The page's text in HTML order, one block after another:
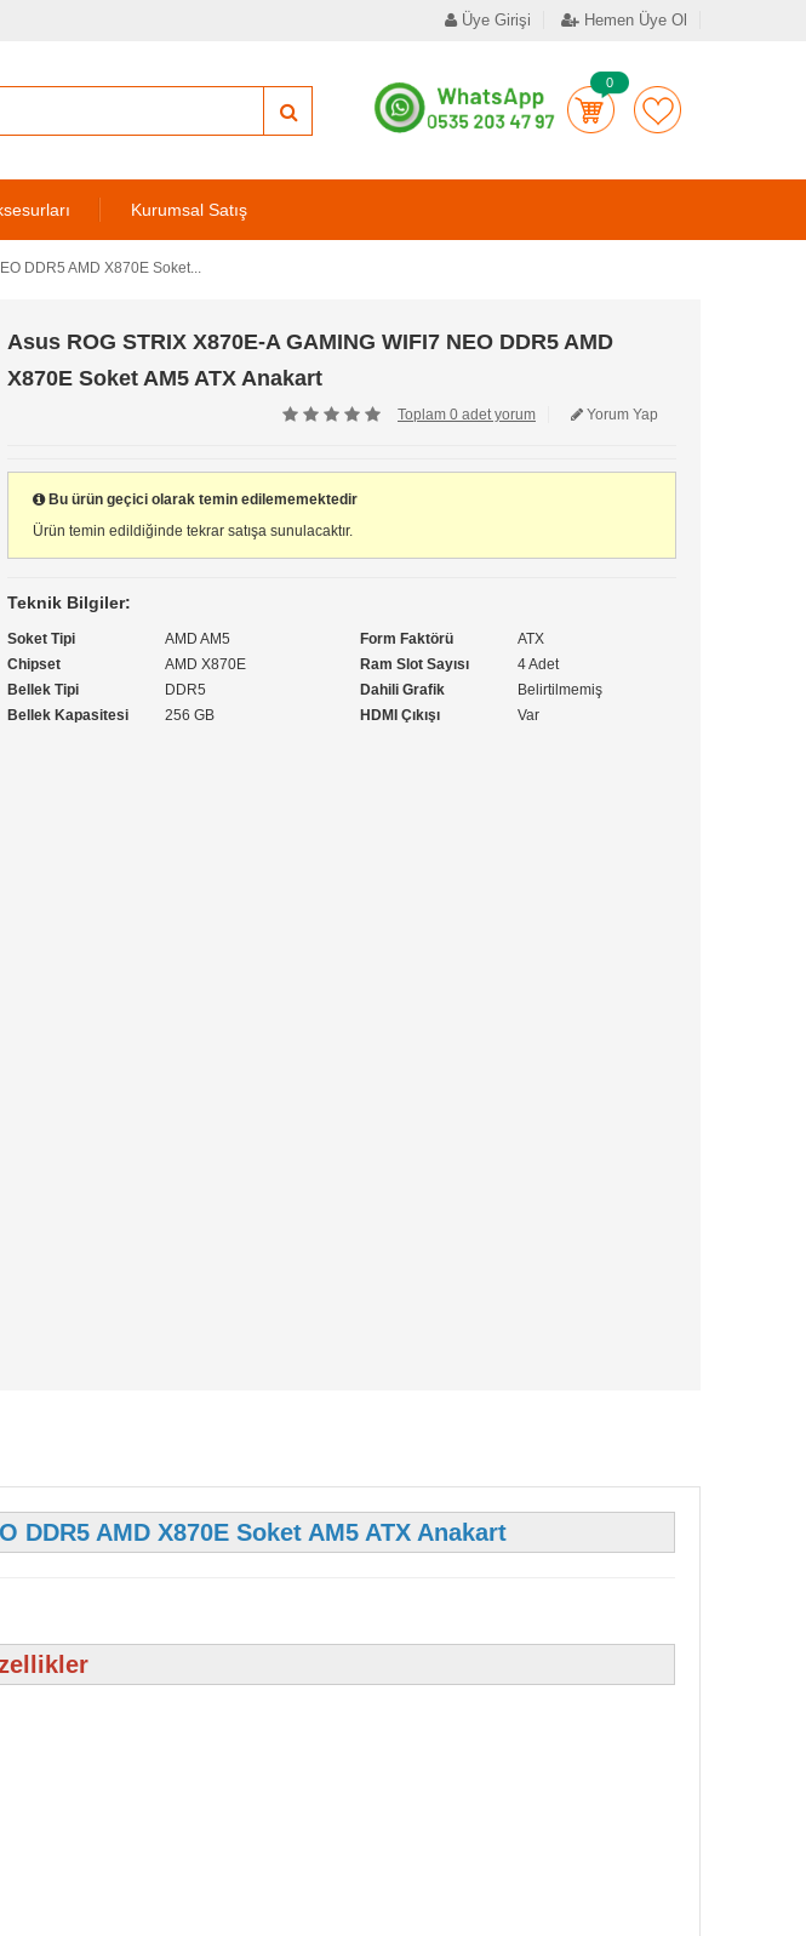
Üye Girişi Hemen Üye Ol
0
Kurumsal Satış
DDR5 AMD X870E Soket...
Asus ROG STRIX X870E-A GAMING WIFI7 NEO DDR5 AMD
X870E Soket AM5 ATX Anakart
Toplam 0 adet yorum Yorum Yap
Bu ürün geçici olarak temin edilememektedir
Ürün temin edildiğinde tekrar satışa sunulacaktır.
Teknik Bilgiler:
Soket Tipi
AMD AM5
Chipset
AMD X870E
Bellek Tipi
DDR5
Bellek Kapasitesi
256 GB
Form Faktörü
ATX
Ram Slot Sayısı
4 Adet
Dahili Grafik
Belirtilmemiş
HDMI Çıkışı
Var
DDR5 AMD X870E Soket AM5 ATX Anakart